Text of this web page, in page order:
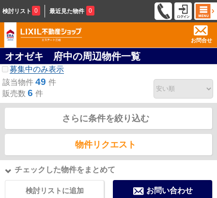
検討リスト 0 最近見た物件 0
お問合せ
オオゼキ 府中の周辺物件一覧
募集中のみ表示
該当物件 49 件
販売数 6 件
さらに条件を絞り込む
物件リクエスト
チェックした物件をまとめて
検討リストに追加 お問い合わせ